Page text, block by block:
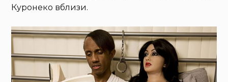
Куронеко вблизи.